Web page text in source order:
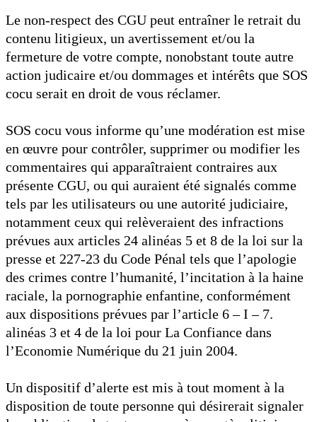
Le non-respect des CGU peut entraîner le retrait du
contenu litigieux, un avertissement et/ou la
fermeture de votre compte, nonobstant toute autre
action judicaire et/ou dommages et intérêts que SOS
cocu serait en droit de vous réclamer.
SOS cocu vous informe qu’une modération est mise
en œuvre pour contrôler, supprimer ou modifier les
commentaires qui apparaîtraient contraires aux
présente CGU, ou qui auraient été signalés comme
tels par les utilisateurs ou une autorité judiciaire,
notamment ceux qui relèveraient des infractions
prévues aux articles 24 alinéas 5 et 8 de la loi sur la
presse et 227-23 du Code Pénal tels que l’apologie
des crimes contre l’humanité, l’incitation à la haine
raciale, la pornographie enfantine, conformément
aux dispositions prévues par l’article 6 – I – 7.
alinéas 3 et 4 de la loi pour La Confiance dans
l’Economie Numérique du 21 juin 2004.
Un dispositif d’alerte est mis à tout moment à la
disposition de toute personne qui désirerait signaler